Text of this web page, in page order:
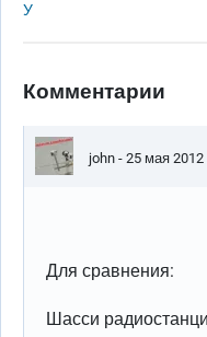
У
Комментарии
john - 25 мая 2012
Для сравнения:
Шасси